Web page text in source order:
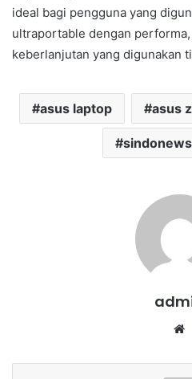
ideal bagi pengguna yang
ultraportable dengan
keberlanjutan yang digunakan
asus laptop asus